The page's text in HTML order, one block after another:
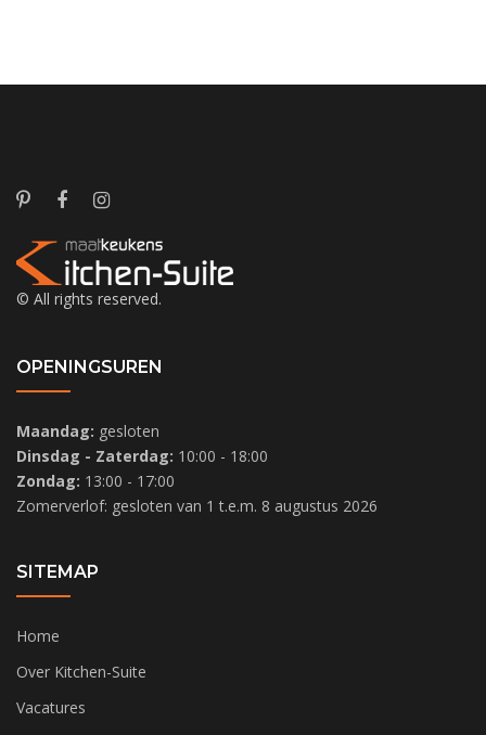
© All rights reserved.
OPENINGSUREN
Maandag: gesloten
Dinsdag - Zaterdag: 10:00 - 18:00
Zondag: 13:00 - 17:00
Zomerverlof: gesloten van 1 t.e.m. 8 augustus 2026
SITEMAP
Home
Over Kitchen-Suite
Vacatures